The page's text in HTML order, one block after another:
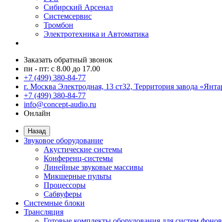
Сибирский Арсенал
Системсервис
Тромбон
Электротехника и Автоматика
Заказать обратный звонок
пн - пт: с 8.00 до 17.00
+7 (499) 380-84-77
г. Москва Электродная, 13 ст32, Территория завода
+7 (499) 380-84-77
info@concept-audio.ru
Онлайн
Назад
Звуковое оборудование
Акустические системы
Конференц-системы
Линейные звуковые массивы
Микшерные пульты
Процессоры
Сабвуферы
Системные блоки
Трансляция